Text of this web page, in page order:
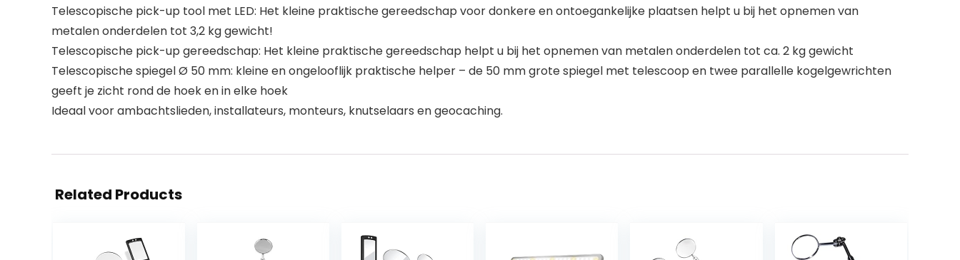
Telescopische pick-up tool met LED: Het kleine praktische gereedschap voor donkere en ontoegankelijke plaatsen helpt u bij het opnemen van
metalen onderdelen tot 3,2 kg gewicht!
Telescopische pick-up gereedschap: Het kleine praktische gereedschap helpt u bij het opnemen van metalen onderdelen tot ca. 2 kg gewicht
Telescopische spiegel Ø 50 mm: kleine en ongelooflijk praktische helper – de 50 mm grote spiegel met telescoop en twee parallelle kogelgewrichten
geeft je zicht rond de hoek en in elke hoek
Ideaal voor ambachtslieden, installateurs, monteurs, knutselaars en geocaching.
Related Products